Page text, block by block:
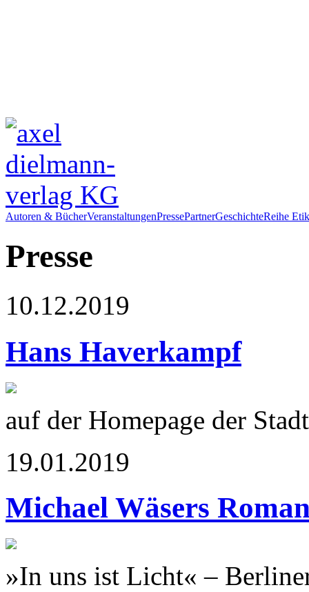
Autoren & BücherVeranstaltungenPressePartnerGeschichteReihe
Presse
10.12.2019
Hans Haverkampf
auf der Homepage der
19.01.2019
Michael Wäsers
»In uns ist Licht« –